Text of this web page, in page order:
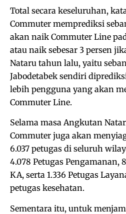
Total secara keseluruhan,
Commuter memprediksi
akan naik Commuter Line
atau naik sebesar 3 persen
Nataru tahun lalu, yaitu
Jabodetabek sendiri
lebih pengguna yang akan
Commuter Line.
Selama masa Angkutan
Commuter juga akan
6.037 petugas di seluruh
4.078 Petugas Pengamanan,
KA, serta 1.336 Petugas
petugas kesehatan.
Sementara itu, untuk